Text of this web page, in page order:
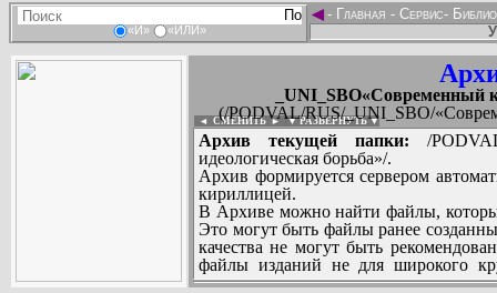
«И» «ИЛИ»
◄- Главная - Сервис-
_UNI_SBO«Современный
(/PODVAL/RUS/_UNI_SBO/
◄ СМЕНИТЬ ►|▼ РАЗВЕРНУТЬ ▼
Архив текущей папки: /
идеологическая борьба»/.
Архив формируется сервером
кириллицей.
В Архиве можно найти файлы,
Это могут быть файлы ранее
качества не могут быть
файлы изданий не для широкого
других стран и народов.